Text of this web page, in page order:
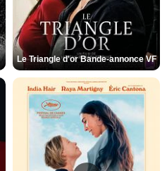
Le Triangle d'or Bande-annonce VF